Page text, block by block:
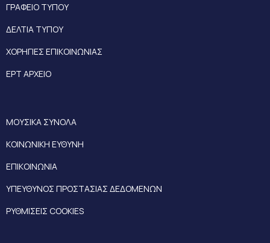
ΓΡΑΦΕΙΟ ΤΥΠΟΥ
ΔΕΛΤΙΑ ΤΥΠΟΥ
ΧΟΡΗΓΙΕΣ ΕΠΙΚΟΙΝΩΝΙΑΣ
ΕΡΤ ΑΡΧΕΙΟ
ΜΟΥΣΙΚΑ ΣΥΝΟΛΑ
ΚΟΙΝΩΝΙΚΗ ΕΥΘΥΝΗ
ΕΠΙΚΟΙΝΩΝΙΑ
ΥΠΕΥΘΥΝΟΣ ΠΡΟΣΤΑΣΙΑΣ ΔΕΔΟΜΕΝΩΝ
ΡΥΘΜΙΣΕΙΣ COOKIES